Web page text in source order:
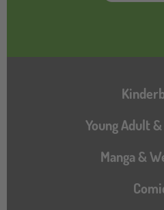
Young Adult
Manga &